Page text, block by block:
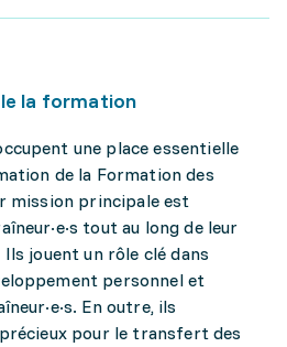
la formation
une place essentielle
de la Formation des
mission principale est
tout au long de leur
jouent un rôle clé dans
personnel et
En outre, ils
pour le transfert des